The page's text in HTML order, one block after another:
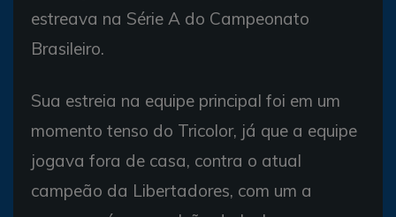
estreava na Série A do Campeonato
Brasileiro.
Sua estreia na equipe principal foi em um
momento tenso do Tricolor, já que a equipe
jogava fora de casa, contra o atual
campeão da Libertadores, com um a